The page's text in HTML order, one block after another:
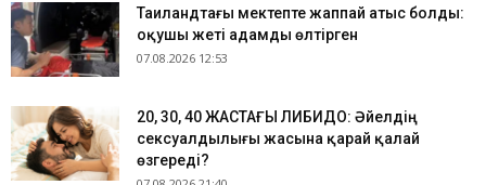
Таиландтағы мектепте жаппай атыс болды:
оқушы жеті адамды өлтірген
07.08.2026 12:53
​20, 30, 40 ЖАСТАҒЫ ЛИБИДО: Әйелдің
сексуалдылығы жасына қарай қалай
өзгереді?